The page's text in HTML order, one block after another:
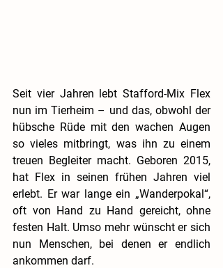
Seit vier Jahren lebt Stafford-Mix Flex
nun im Tierheim – und das, obwohl der
hübsche Rüde mit den wachen Augen
so vieles mitbringt, was ihn zu einem
treuen Begleiter macht. Geboren 2015,
hat Flex in seinen frühen Jahren viel
erlebt. Er war lange ein „Wanderpokal“,
oft von Hand zu Hand gereicht, ohne
festen Halt. Umso mehr wünscht er sich
nun Menschen, bei denen er endlich
ankommen darf.